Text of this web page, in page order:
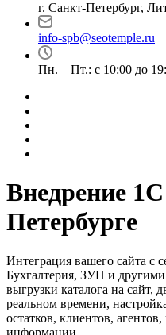
г. Санкт-Петербург,
info-spb@seotemple.ru
Пн. – Пт.: с 10:00 до
Внедрение
Петербурге
Интеграция вашего сайта
Бухгалтерия, ЗУП и
выгрузки каталога на сайт,
реальном времени,
остатков, клиентов,
информации.